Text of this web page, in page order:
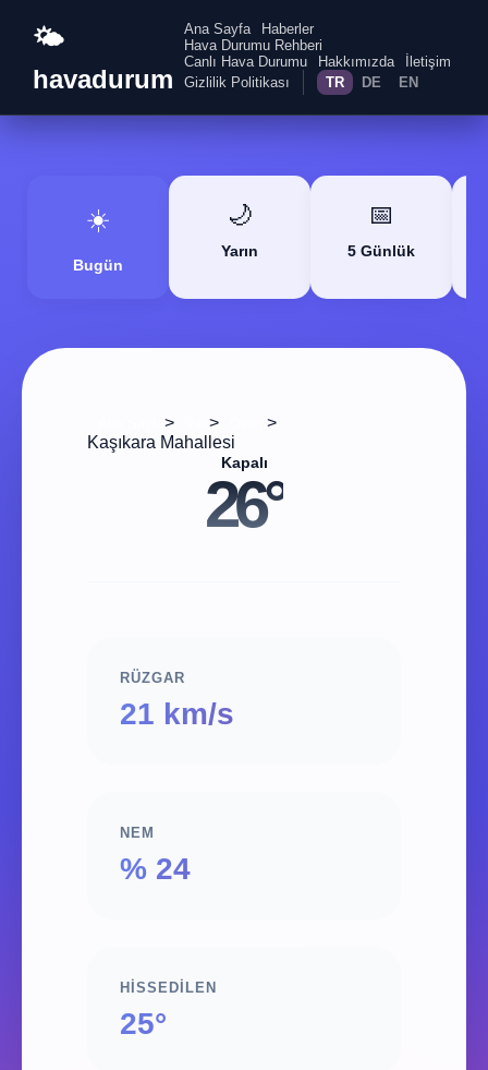
🌤️
havadurum
Ana Sayfa
Haberler
Hava Durumu Rehberi
Canlı Hava Durumu
Hakkımızda
İletişim
Gizlilik Politikası
TR DE EN
☀️
Bugün
🌙
Yarın
📅
5 Günlük
> >
>
Kaşıkara Mahallesi
Kapalı
26°
RÜZGAR
21 km/s
NEM
% 24
HISSEDILEN
25°